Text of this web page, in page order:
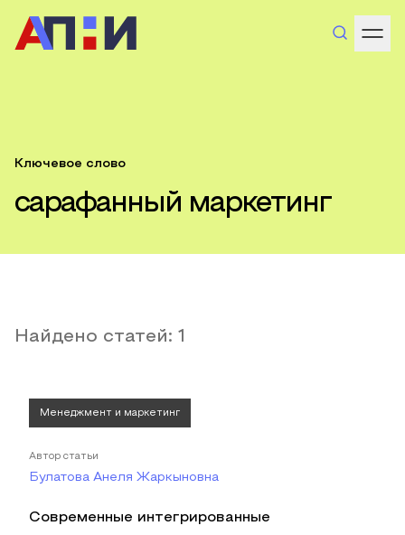
Ключевое слово
сарафанный маркетинг
Найдено статей: 1
Менеджмент и маркетинг
Автор статьи
Булатова Анеля Жаркыновна
Современные интегрированные